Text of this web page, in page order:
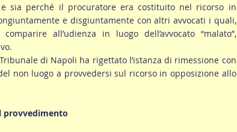
sia perché il procuratore era costituito nel ricorso in
e disgiuntamente con altri avvocati i quali,
all’udienza in luogo dell’avvocato “malato”,
di Napoli ha rigettato l’istanza di rimessione con
non luogo a provvedersi sul ricorso in opposizione allo
provvedimento